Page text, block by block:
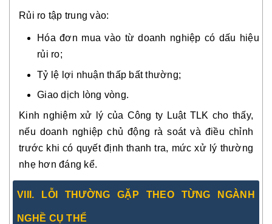
Rủi ro tập trung vào:
Hóa đơn mua vào từ doanh nghiệp có dấu hiệu
rủi ro;
Tỷ lệ lợi nhuận thấp bất thường;
Giao dịch lòng vòng.
Kinh nghiệm xử lý của Công ty Luật TLK cho thấy,
nếu doanh nghiệp chủ động rà soát và điều chỉnh
trước khi có quyết định thanh tra, mức xử lý thường
nhẹ hơn đáng kể.
VIII. LỖI THƯỜNG GẶP THEO TỪNG NGÀNH
NGHỀ CỤ THỂ